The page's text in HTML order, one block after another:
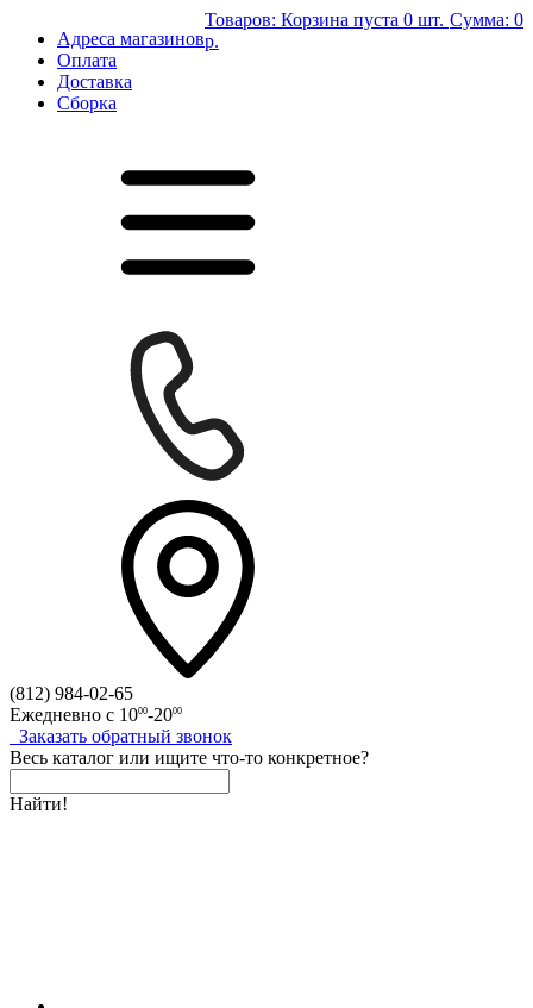
Адреса магазинов
Оплата
Доставка
Сборка
Товаров: Корзина пуста 0 шт. Сумма: 0
р.
(812) 984-02-65
Ежедневно с 1000-2000
Заказать обратный звонок
Весь каталог или ищите что-то конкретное?
Найти!